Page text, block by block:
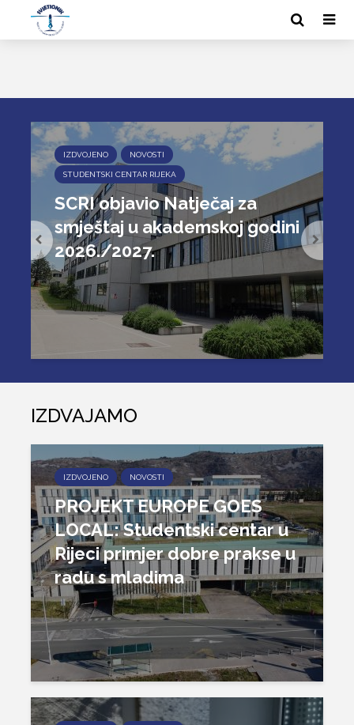
IZDVOJENO NOVOSTI
STUDENTSKI CENTAR RIJEKA
SCRI objavio Natječaj za
smještaj u akademskoj godini
2026./2027.
IZDVAJAMO
IZDVOJENO NOVOSTI
PROJEKT EUROPE GOES
LOCAL: Studentski centar u
Rijeci primjer dobre prakse u
radu s mladima